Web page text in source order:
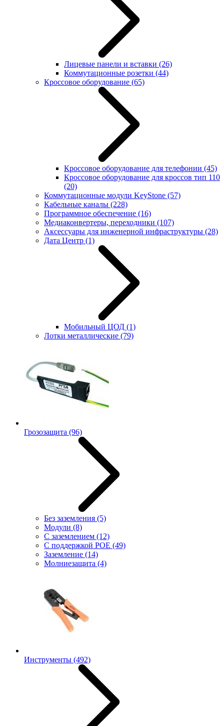
Лицевые панели и вставки (26)
Коммутационные розетки (44)
Кроссовое оборудование (65)
Кроссовое оборудование для телефонии (45)
Кроссовое оборудование для кроссов тип 110
(20)
Коммутационные модули KeyStone (57)
Кабельные каналы (228)
Программное обеспечение (16)
Медиаконвертеры, переходники (107)
Аксессуары для инженерной инфраструктуры (28)
Дата Центр (1)
Мобильный ЦОД (1)
Лотки металлические (79)
Грозозащита (96)
Без заземления (5)
Модули (8)
С заземлением (12)
С поддержкой POE (49)
Заземление (14)
Молниезащита (4)
Инструменты (492)